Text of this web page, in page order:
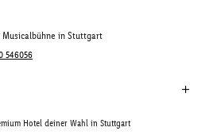
Musicalbühne in Stuttgart
546056
Hotel deiner Wahl in Stuttgart